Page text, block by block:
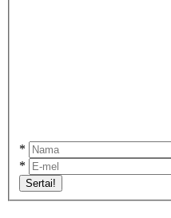
*
*
Sertai!